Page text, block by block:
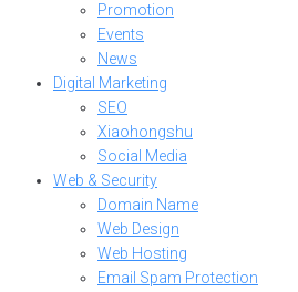
Promotion
Events
News
Digital Marketing
SEO
Xiaohongshu
Social Media
Web & Security
Domain Name
Web Design
Web Hosting
Email Spam Protection